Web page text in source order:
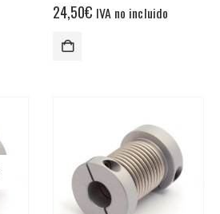
24,50€ IVA no incluido